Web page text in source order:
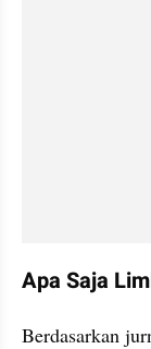
Apa Saja
Berdasarkan